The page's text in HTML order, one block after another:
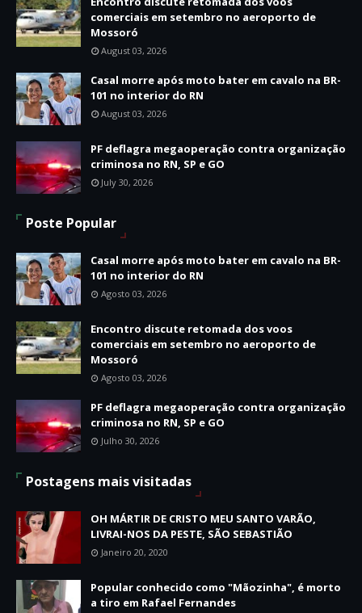
comerciais em setembro no aeroporto de
Mossoró
August 03, 2026
Casal morre após moto bater em cavalo na BR-
101 no interior do RN
August 03, 2026
PF deflagra megaoperação contra organização
criminosa no RN, SP e GO
July 30, 2026
Poste Popular
Casal morre após moto bater em cavalo na BR-
101 no interior do RN
Agosto 03, 2026
Encontro discute retomada dos voos
comerciais em setembro no aeroporto de
Mossoró
Agosto 03, 2026
PF deflagra megaoperação contra organização
criminosa no RN, SP e GO
Julho 30, 2026
Postagens mais visitadas
OH MÁRTIR DE CRISTO MEU SANTO VARÃO,
LIVRAI-NOS DA PESTE, SÃO SEBASTIÃO
Janeiro 20, 2020
Popular conhecido como "Mãozinha", é morto
a tiro em Rafael Fernandes